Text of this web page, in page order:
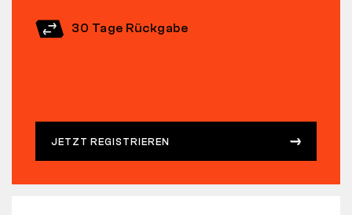
30 Tage Rückgabe
JETZT REGISTRIEREN